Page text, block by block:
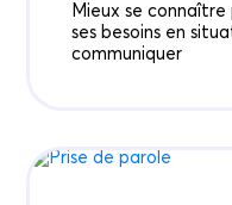
Mieux se
ses besoins en
communiquer